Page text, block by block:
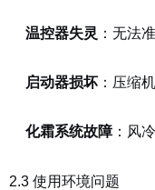
温控器失灵 ：无法
启动器损坏 ：压缩
化霜系统故障：风
2.3 使用环境问题